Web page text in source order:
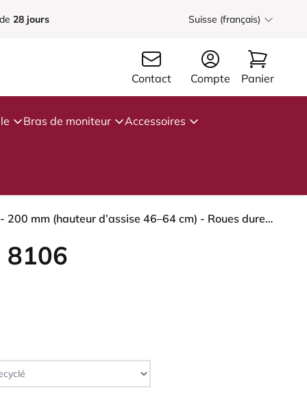
28 jours Suisse (français)
Contact Compte Panier
Bras de moniteur Accessoires
HÅG Capisco 8106 - Cura Loop (Gabriel) - Polyester recyclé - CLP61168 Beige-grey - Blush Rose - 200 mm (hauteur d’assise 46–64 cm) - Roues dures pour sols souples
8106